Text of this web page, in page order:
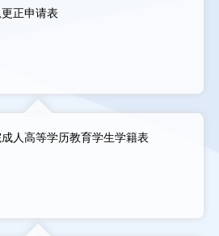
正申请表
人高等学历教育学生学籍表